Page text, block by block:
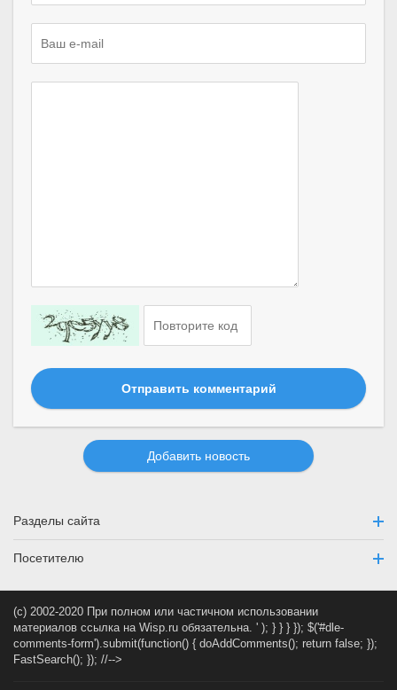
Отправить комментарий
Добавить новость
Разделы сайта
Посетителю
(c) 2002-2020 При полном или частичном использовании
материалов ссылка на Wisp.ru обязательна. ' ); } } } }); $('#dle-
comments-form').submit(function() { doAddComments(); return false; });
FastSearch(); }); //-->